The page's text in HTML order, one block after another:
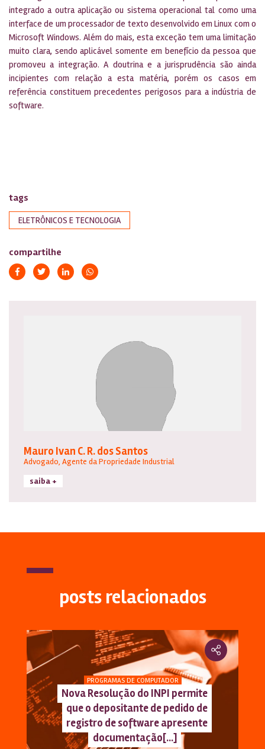
integrado a outra aplicação ou sistema operacional tal como uma
interface de um processador de texto desenvolvido em Linux com o
Microsoft Windows. Além do mais, esta exceção tem uma limitação
muito clara, sendo aplicável somente em benefício da pessoa que
promoveu a integração. A doutrina e a jurisprudência são ainda
incipientes com relação a esta matéria, porém os casos em
referência constituem precedentes perigosos para a indústria de
software.
tags
ELETRÔNICOS E TECNOLOGIA
compartilhe
Mauro Ivan C. R. dos Santos
Advogado, Agente da Propriedade Industrial
saiba +
posts relacionados
PROGRAMAS DE COMPUTADOR
Nova Resolução do INPI permite
que o depositante de pedido de
registro de software apresente
documentação[...]